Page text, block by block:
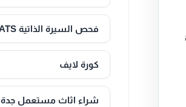
فحص السيرة الذاتية ATS
كورة لايف
شراء اثاث مستعمل جدة